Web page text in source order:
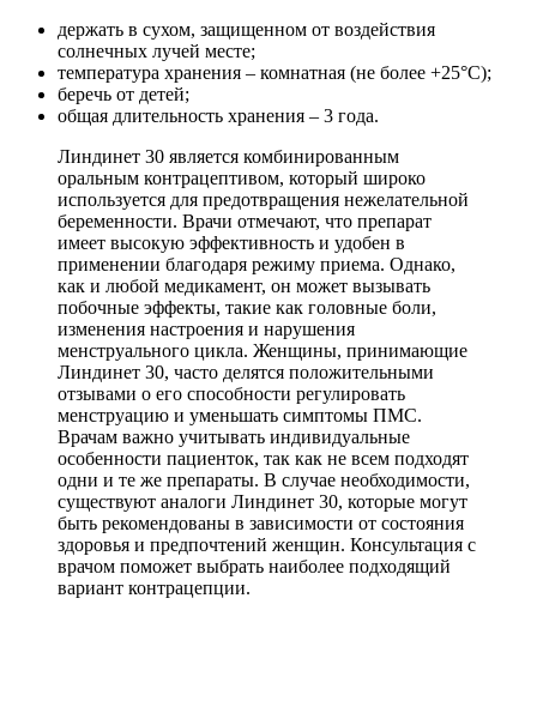
держать в сухом, защищенном от воздействия
солнечных лучей месте;
температура хранения – комнатная (не более +25°С);
беречь от детей;
общая длительность хранения – 3 года.
Линдинет 30 является комбинированным
оральным контрацептивом, который широко
используется для предотвращения нежелательной
беременности. Врачи отмечают, что препарат
имеет высокую эффективность и удобен в
применении благодаря режиму приема. Однако,
как и любой медикамент, он может вызывать
побочные эффекты, такие как головные боли,
изменения настроения и нарушения
менструального цикла. Женщины, принимающие
Линдинет 30, часто делятся положительными
отзывами о его способности регулировать
менструацию и уменьшать симптомы ПМС.
Врачам важно учитывать индивидуальные
особенности пациенток, так как не всем подходят
одни и те же препараты. В случае необходимости,
существуют аналоги Линдинет 30, которые могут
быть рекомендованы в зависимости от состояния
здоровья и предпочтений женщин. Консультация с
врачом поможет выбрать наиболее подходящий
вариант контрацепции.